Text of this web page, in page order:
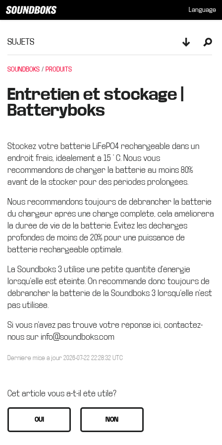
Language
SUJETS
Toggle
SOUNDBOKS PRODUITS
Entretien et stockage |
Batteryboks
Stockez votre batterie LiFePO4 rechargeable dans un
endroit frais, idéalement à 15 ° C. Nous vous
recommandons de charger la batterie au moins 80%
avant de la stocker pour des périodes prolongées.
Nous recommandons toujours de débrancher la batterie
du chargeur après une charge complète, cela améliorera
la durée de vie de la batterie. Évitez les décharges
profondes de moins de 20% pour une puissance de
batterie rechargeable optimale.
La Soundboks 3 utilise une petite quantité d'énergie
lorsqu'elle est éteinte. On recommande donc toujours de
débrancher la batterie de la Soundboks 3 lorsqu'elle n'est
pas utilisée.
Si vous n'avez pas trouvé votre réponse ici, contactez-
nous sur info@soundboks.com
Dernière mise à jour 2026-07-22 22:28:32 UTC
Cet article vous a-t-il été utile?